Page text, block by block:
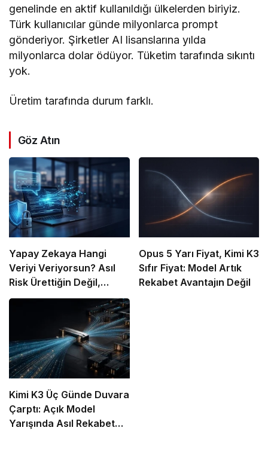
genelinde en aktif kullanıldığı ülkelerden biriyiz.
Türk kullanıcılar günde milyonlarca prompt
gönderiyor. Şirketler AI lisanslarına yılda
milyonlarca dolar ödüyor. Tüketim tarafında sıkıntı
yok.
Üretim tarafında durum farklı.
Göz Atın
Yapay Zekaya Hangi
Veriyi Veriyorsun? Asıl
Risk Ürettiğin Değil,
Verdiğin Veride
Opus 5 Yarı Fiyat, Kimi K3
Sıfır Fiyat: Model Artık
Rekabet Avantajın Değil
Kimi K3 Üç Günde Duvara
Çarptı: Açık Model
Yarışında Asıl Rekabet